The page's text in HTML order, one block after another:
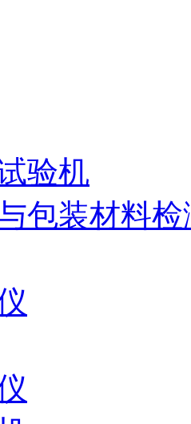
验机
包装材料检